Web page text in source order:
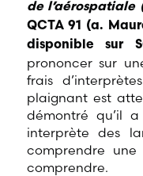
de l’aérospatiale
QCTA 91
(a.
disponible sur
prononcer sur
frais
plaignant est
démontré qu’il a
interprète des
comprendre
comprendre.